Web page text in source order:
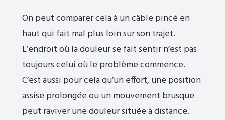
On peut comparer cela à un câble pincé en
haut qui fait mal plus loin sur son trajet.
L’endroit où la douleur se fait sentir n’est pas
toujours celui où le problème commence.
C’est aussi pour cela qu’un effort, une position
assise prolongée ou un mouvement brusque
peut raviver une douleur située à distance.